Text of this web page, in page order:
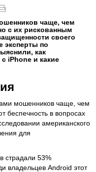
чаще, чем
с их рискованным
своего
эксперты по
как
iPhone и какие
мошенников чаще, чем
беспечность в вопросах
американского
для
страдали 53%
владельцев Android этот